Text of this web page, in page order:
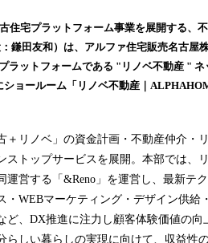
住宅プラットフォーム事業を展開する、
鎌田友和）は、アルファ住宅販売名古
ラットフォームである "リノベ不動産 " ネ
ョールーム「リノベ不動産｜
＋リノベ」の資金計画・不動産仲介・
ストップサービスを展開。本部では、
運営する「&Reno」を運営し、最新テ
・WEBマーケティング・デザイン供
ど、DX推進に注力し顧客体験価値の
らしい暮らしの実現に向けて、収益性